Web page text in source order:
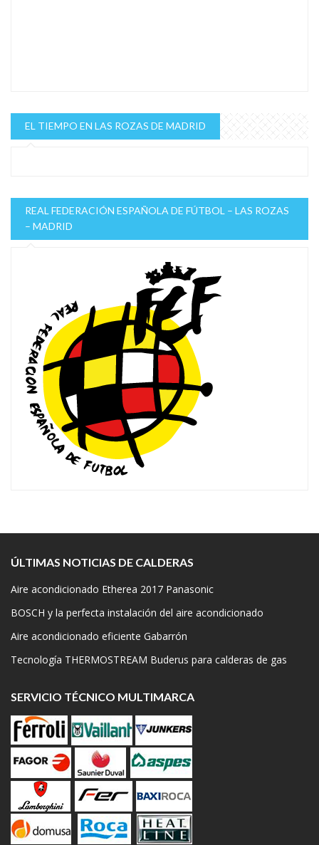
EL TIEMPO EN LAS ROZAS DE MADRID
REAL FEDERACIÓN ESPAÑOLA DE FÚTBOL – LAS ROZAS
– MADRID
ÚLTIMAS NOTICIAS DE CALDERAS
Aire acondicionado Etherea 2017 Panasonic
BOSCH y la perfecta instalación del aire acondicionado
Aire acondicionado eficiente Gabarrón
Tecnología THERMOSTREAM Buderus para calderas de gas
SERVICIO TÉCNICO MULTIMARCA